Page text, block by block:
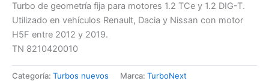
Turbo de geometría fija para motores 1.2 TCe y 1.2 DIG-T.
Utilizado en vehículos Renault, Dacia y Nissan con motor
H5F entre 2012 y 2019.
TN 8210420010
Categoría: Turbos nuevos Marca: TurboNext